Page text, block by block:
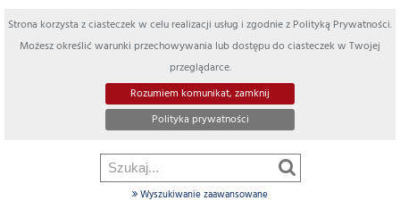
Strona korzysta z ciasteczek w celu realizacji usług i zgodnie z Polityką Prywatności.
Możesz określić warunki przechowywania lub dostępu do ciasteczek w Twojej
przeglądarce.
Rozumiem komunikat, zamknij
Polityka prywatności
Wyszukiwanie zaawansowane